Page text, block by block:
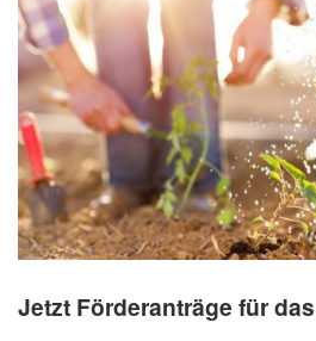
Jetzt Förderanträge für